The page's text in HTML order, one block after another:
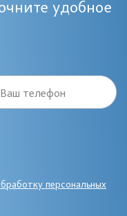
удобное
Ваш телефон
персональных